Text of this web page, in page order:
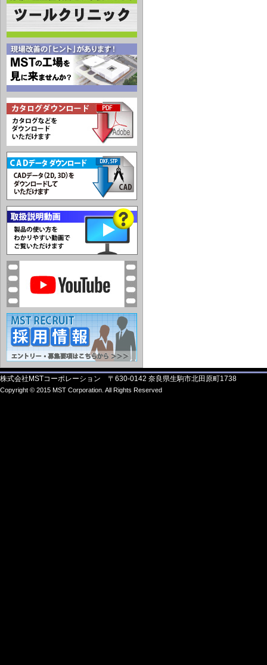
株式会社MSTコーポレーション 〒630-0142 奈良県生駒市北田原町1738
Copyright © 2015 MST Corporation. All Rights Reserved